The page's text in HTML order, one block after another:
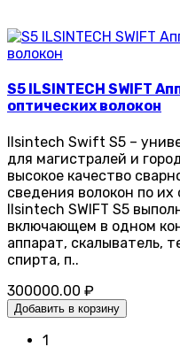
S5 ILSINTECH SWIFT
оптических волокон
Ilsintech Swift S5 –
для магистралей и
высокое качество
сведения волокон по
Ilsintech SWIFT S5
включающем в одном
аппарат, скалыватель,
спирта, п..
300000.00 ₽
Добавить в корзину
1